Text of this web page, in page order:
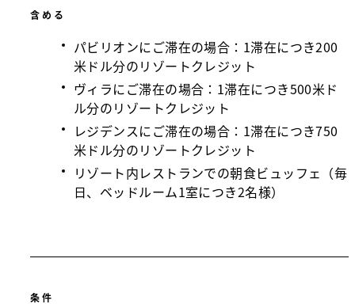
含める
パビリオンにご滞在の場合：1滞在につき200
米ドル分のリゾートクレジット
ヴィラにご滞在の場合：1滞在につき500米ド
ル分のリゾートクレジット
レジデンスにご滞在の場合：1滞在につき750
米ドル分のリゾートクレジット
リゾート内レストランでの朝食ビュッフェ（毎
日、ベッドルーム1室につき2名様）
条件